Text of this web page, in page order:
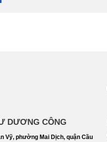
DƯƠNG CÔNG
Vỹ, phường Mai Dịch, quận Cầu